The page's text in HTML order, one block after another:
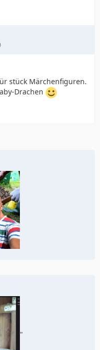
stück Märchenfiguren.
Drachen
"